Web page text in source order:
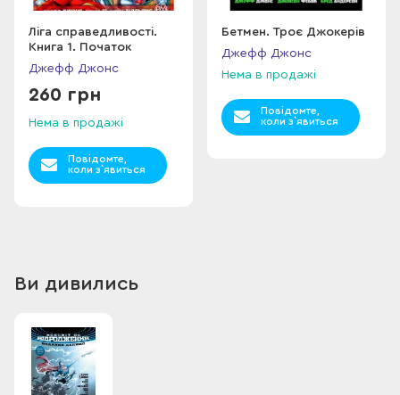
Ліга справедливості.
Книга 1. Початок
Джефф Джонс
260 грн
Нема в продажі
Повідомте,
коли з`явиться
Бетмен. Троє Джокерів
Джефф Джонс
Нема в продажі
Повідомте,
коли з`явиться
Ви дивились